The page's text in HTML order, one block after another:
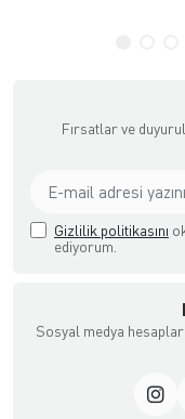
Fırsatlar ve
Gizlilik politikasını
ediyorum.
Sosyal medya